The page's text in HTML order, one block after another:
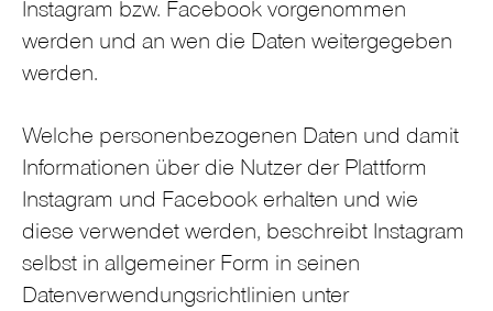
Instagram bzw. Facebook vorgenommen
werden und an wen die Daten weitergegeben
werden.
Welche personenbezogenen Daten und damit
Informationen über die Nutzer der Plattform
Instagram und Facebook erhalten und wie
diese verwendet werden, beschreibt Instagram
selbst in allgemeiner Form in seinen
Datenverwendungsrichtlinien unter